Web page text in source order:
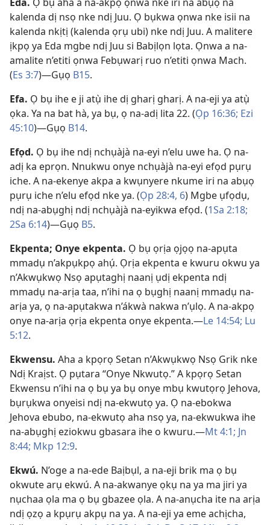
kalenda dị nsọ nke ndị Juu. Ọ bụkwa ọnwa nke isii na
kalenda nkịtị (kalenda ọrụ ubi) nke ndị Juu. A malitere
ịkpọ ya Eda mgbe ndị Juu si Babịlọn lọta. Ọnwa a na-
amalite n’etiti ọnwa Febụwarị ruo n’etiti ọnwa Mach.
(Es 3:7)​—Gụọ B15.
Efa. Ọ bụ ihe e ji atụ̀ ihe dị gharị gharị. A na-eji ya atụ̀
ọka. Ya na bat hà, ya bụ, ọ na-adị lita 22. (Ọp 16:36; Ezi
45:10)​—Gụọ B14.
Efọd. Ọ bụ ihe ndị nchụàjà na-eyi n’elu uwe ha. Ọ na-
adị ka eprọn. Nnukwu onye nchụàjà na-eyi efọd pụrụ
iche. A na-ekenye akpa a kwụnyere nkume iri na abụọ
pụrụ iche n’elu efọd nke ya. (Ọp 28:​4, 6) Mgbe ụfọdụ,
ndị na-abụghị ndị nchụàjà na-eyikwa efọd. (1Sa 2:18;
2Sa 6:14)​—Gụọ B5.
Ekpenta; Onye ekpenta. Ọ bụ ọrịa ọjọọ na-apụta
mmadụ n’akpụkpọ ahụ́. Ọrịa ekpenta e kwuru okwu ya
n’Akwụkwọ Nsọ apụtaghị naanị ụdị ekpenta ndị
mmadụ na-arịa taa, n’ihi na ọ bụghị naanị mmadụ na-
arịa ya, ọ na-apụtakwa n’ákwà nakwa n’ụlọ. A na-akpọ
onye na-arịa ọrịa ekpenta onye ekpenta.​—Le 14:54; Lu
5:​12.
Ekwensu. Aha a kpọrọ Setan n’Akwụkwọ Nsọ Grik nke
Ndị Kraịst. Ọ pụtara “Onye Nkwutọ.” A kpọrọ Setan
Ekwensu n’ihi na ọ bụ ya bụ onye mbụ kwutọrọ Jehova,
bụrụkwa onyeisi ndị na-ekwutọ ya. Ọ na-ebokwa
Jehova ebubo, na-ekwutọ aha nsọ ya, na-ekwukwa ihe
na-abụghị eziokwu gbasara ihe o kwuru.​—Mt 4:1; Jn
8:44; Mkp 12:9.
Ekwú. N’oge a na-ede Baịbụl, a na-eji brik ma ọ bụ
okwute arụ ekwú. A na-akwanye ọkụ na ya ma jiri ya
nụchaa ọla ma ọ bụ gbazee ọla. A na-anụcha ite na arịa
ndị ọzọ a kpụrụ akpụ na ya. A na-eji ya eme achịcha,